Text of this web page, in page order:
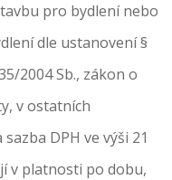
pro bydlení nebo
dle ustanovení §
2004 Sb., zákon o
v ostatních
DPH ve výši 21
v platnosti po dobu,